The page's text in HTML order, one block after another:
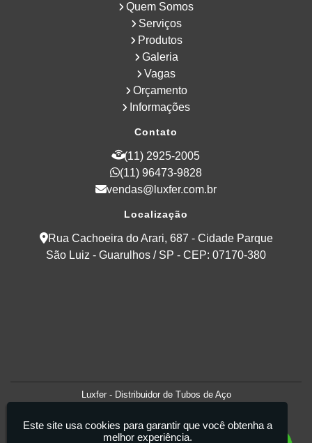
Quem Somos
Serviços
Produtos
Galeria
Vagas
Orçamento
Informações
Contato
(11) 2925-2005
(11) 96473-9828
vendas@luxfer.com.br
Localização
Rua Cachoeira do Arari, 687 - Cidade Parque
São Luiz - Guarulhos / SP - CEP: 07170-380
Luxfer - Distribuidor de Tubos de Aço
Este site usa cookies para garantir que você obtenha a
melhor experiência.